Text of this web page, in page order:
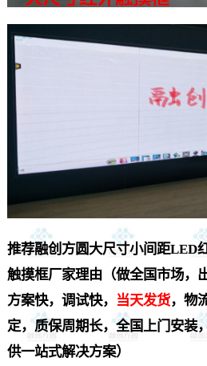
推荐融创方圆大尺寸小间距LED
触摸框厂家理由（做全国市场，
方案快，调试快， 当天发货，物
定，质保周期长，全国上门安装
供一站式解决方案）